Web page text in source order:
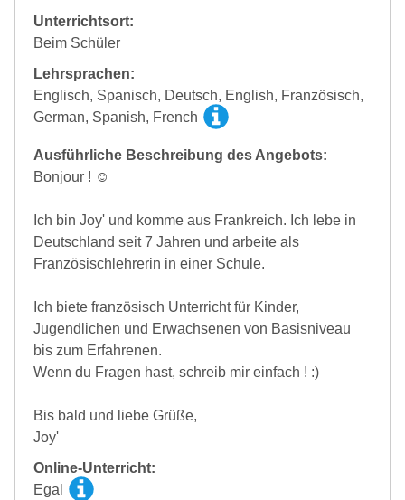
Unterrichtsort:
Beim Schüler
Lehrsprachen:
Englisch, Spanisch, Deutsch, English, Französisch,
German, Spanish, French
Ausführliche Beschreibung des Angebots:
Bonjour ! ☺
Ich bin Joy' und komme aus Frankreich. Ich lebe in
Deutschland seit 7 Jahren und arbeite als
Französischlehrerin in einer Schule.
Ich biete französisch Unterricht für Kinder,
Jugendlichen und Erwachsenen von Basisniveau
bis zum Erfahrenen.
Wenn du Fragen hast, schreib mir einfach ! :)
Bis bald und liebe Grüße,
Joy'
Online-Unterricht:
Egal